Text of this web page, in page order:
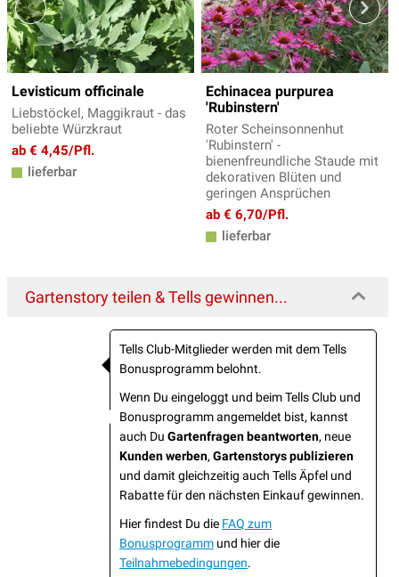
Levisticum officinale
Liebstöckel, Maggikraut - das
beliebte Würzkraut
ab € 4,45/Pfl.
lieferbar
Echinacea purpurea
'Rubinstern'
Roter Scheinsonnenhut
'Rubinstern' -
bienenfreundliche Staude mit
dekorativen Blüten und
geringen Ansprüchen
ab € 6,70/Pfl.
lieferbar
Gartenstory teilen & Tells gewinnen...
Tells Club-Mitglieder werden mit dem Tells
Bonusprogramm belohnt.
Wenn Du eingeloggt und beim Tells Club und
Bonusprogramm angemeldet bist, kannst
auch Du Gartenfragen beantworten, neue
Kunden werben, Gartenstorys publizieren
und damit gleichzeitig auch Tells Äpfel und
Rabatte für den nächsten Einkauf gewinnen.
Hier findest Du die FAQ zum
Bonusprogramm und hier die
Teilnahmebedingungen.